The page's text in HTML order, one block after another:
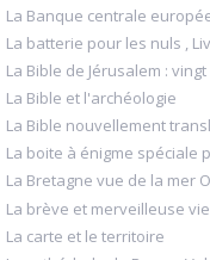
La Banque centrale
La batterie pour les nuls ,
La Bible de Jérusalem :
La Bible et l'archéologie
La Bible nouvellement
La boite à énigme spéciale
La Bretagne vue de la mer
La brève et merveilleuse
La carte et le territoire